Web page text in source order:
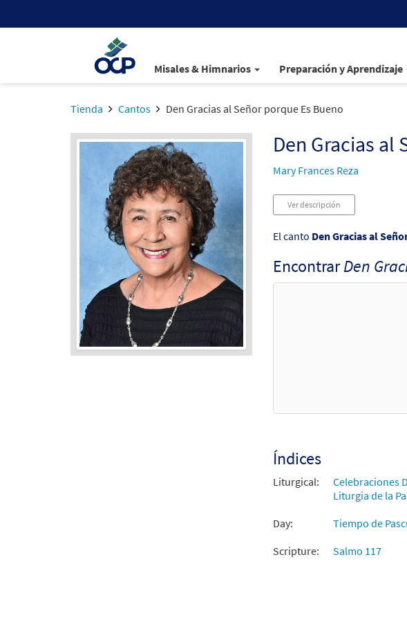
Misales & Himnarios Preparación y Aprendizaje
Tienda Cantos Den Gracias al Señor porque Es Bueno
Den Gracias al
Mary Frances Reza
Ver descripción
El canto Den Gracias al
EncontrarDen
Índices
Liturgical:
Celebraciones
Liturgia de la
Day:
Tiempo de
Scripture:
Salmo 117